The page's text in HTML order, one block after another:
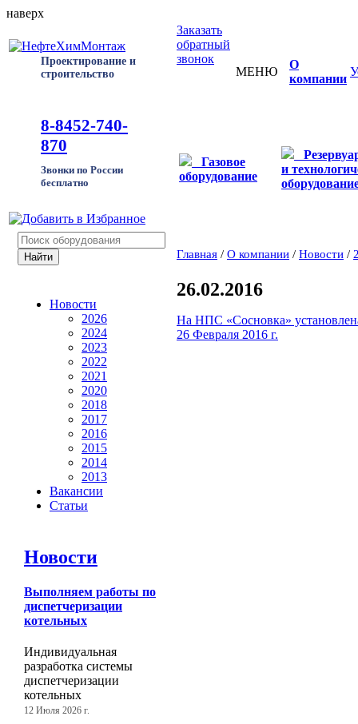
наверх
Проектирование и
строительство
8-8452-740-
870
Звонки по России
бесплатно
Заказать
обратный
звонок
МЕНЮ
О
компании
Газовое
оборудование
и
Новости
2026
2024
2023
2022
2021
2020
2018
2017
2016
2015
2014
2013
Вакансии
Статьи
Новости
Выполняем работы по
диспетчеризации
котельных
Индивидуальная
разработка системы
диспетчеризации
котельных
12 Июля 2026 г.
Главная / О компании / Новости /
26.02.2016
На НПС «Сосновка»
26 Февраля 2016 г.